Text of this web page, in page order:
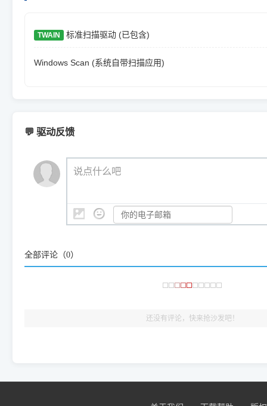
TWAIN 标准扫描驱动 (已包含)
Windows Scan (系统自带扫描应用)
💬 驱动反馈
说点什么吧
全部评论（0）
还没有评论，快来抢沙发吧！